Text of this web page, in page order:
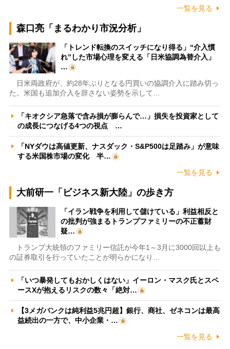
一覧を見る
森口亮「まるわかり市況分析」
「トレンド転換のスイッチになり得る」“介入慣
れ”した市場心理を変える「日米協調為替介入」
…
日米両政府が、約28年ぶりとなる円買いの協調介入に踏み切っ
た。米国も追加介入を辞さない姿勢を示して…
「キオクシア急落で含み損が膨らんで…」損失を投資家として
の成長につなげる4つの視点 …
「NYダウは高値更新、ナスダック・S&P500は足踏み」が意味
する米国株市場の変化 半…
一覧を見る
大前研一「ビジネス新大陸」の歩き方
「イラン戦争を利用して儲けている」利益相反と
の批判が強まるトランプファミリーの不正蓄財
疑…
トランプ大統領のファミリー信託が今年1～3月に3000回以上も
の証券取引を行っていたことが明らかになり…
「いつ暴発してもおかしくはない」イーロン・マスク氏とスペ
ースXが抱えるリスクの数々「絶対…
【3メガバンクは純利益5兆円超】銀行、商社、ゼネコンは最高
益続出の一方で、中小企業・…
一覧を見る